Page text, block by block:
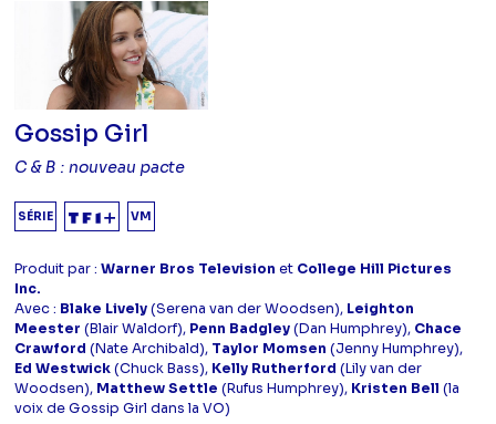
Gossip Girl
C & B : nouveau pacte
SÉRIE VM
Produit par :Warner Bros Television et College Hill Pictures
Inc.
Avec : Blake Lively(Serena van der Woodsen), Leighton
Meester (Blair Waldorf), Penn Badgley(Dan Humphrey), Chace
Crawford (Nate Archibald), Taylor Momsen (Jenny Humphrey),
Ed Westwick(Chuck Bass), Kelly Rutherford (Lily van der
Woodsen), Matthew Settle (Rufus Humphrey), Kristen Bell (la
voix de Gossip Girl dans la VO)